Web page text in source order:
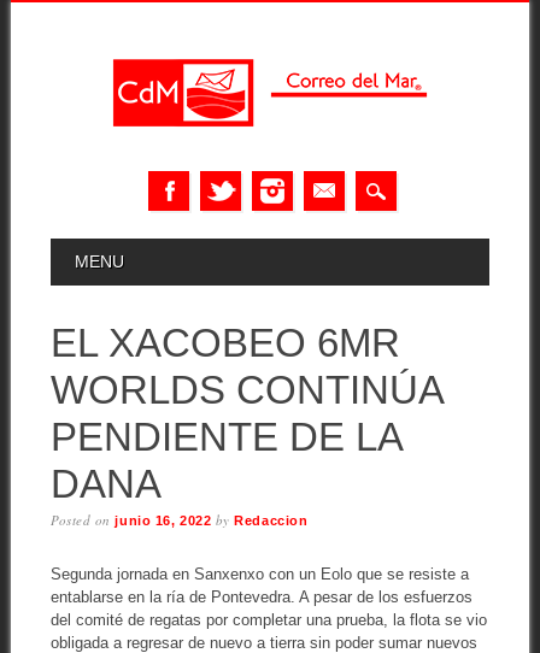
MAIN MENU
MENU
EL XACOBEO 6MR
WORLDS CONTINÚA
PENDIENTE DE LA
DANA
Posted onjunio 16, 2022 byRedaccion
Segunda jornada en Sanxenxo con un Eolo que se resiste a
entablarse en la ría de Pontevedra. A pesar de los esfuerzos
del comité de regatas por completar una prueba, la flota se vio
obligada a regresar de nuevo a tierra sin poder sumar nuevos